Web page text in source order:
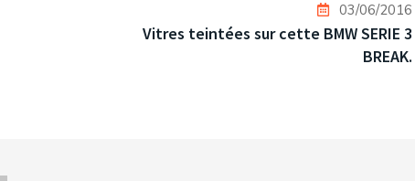
03/06/2016
Vitres teintées sur cette BMW SERIE 3
BREAK.